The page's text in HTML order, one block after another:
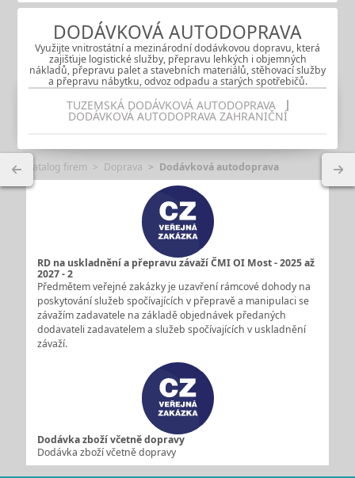
DODÁVKOVÁ AUTODOPRAVA
Využijte vnitrostátní a mezinárodní dodávkovou dopravu, která
zajišťuje logistické služby, přepravu lehkých i objemných
nákladů, přepravu palet a stavebních materiálů, stěhovací služby
a přepravu nábytku, odvoz odpadu a starých spotřebičů.
TUZEMSKÁ DODÁVKOVÁ AUTODOPRAVA
DODÁVKOVÁ AUTODOPRAVA ZAHRANIČNÍ
Katalog firem Doprava Dodávková autodoprava
RD na uskladnění a přepravu závaží ČMI OI Most - 2025 až
2027 - 2
Předmětem veřejné zakázky je uzavření rámcové dohody na
poskytování služeb spočívajících v přepravě a manipulaci se
závažím zadavatele na základě objednávek předaných
dodavateli zadavatelem a služeb spočívajících v uskladnění
závaží.
Dodávka zboží včetně dopravy
Dodávka zboží včetně dopravy